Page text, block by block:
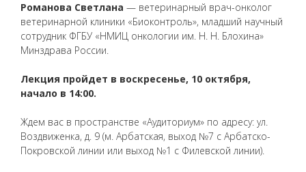
Романова Светлана — ветеринарный врач-онколог
ветеринарной клиники «Биоконтроль», младший научный
сотрудник ФГБУ «НМИЦ онкологии им. Н. Н. Блохина»
Минздрава России.
Лекция пройдет в воскресенье, 10 октября,
начало в 14:00.
Ждем вас в пространстве «Аудиториум» по адресу: ул.
Воздвиженка, д. 9 (м. Арбатская, выход №7 с Арбатско-
Покровской линии или выход №1 с Филевской линии).